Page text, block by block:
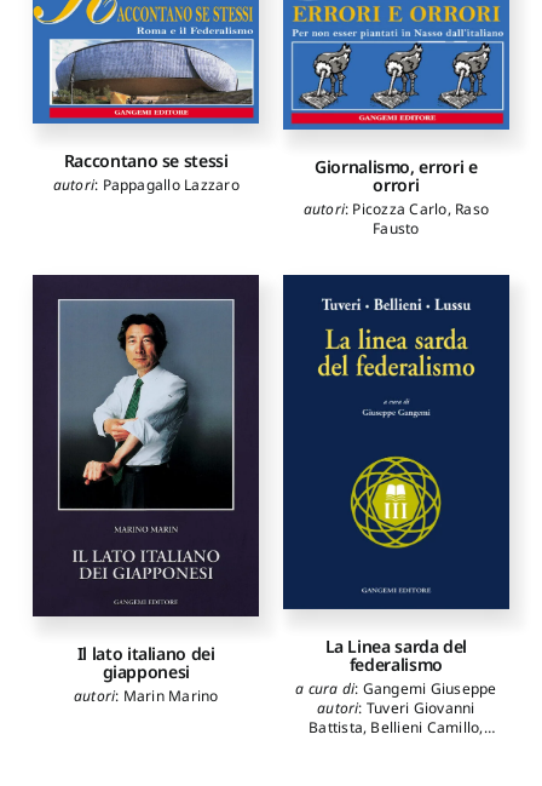
Raccontano se stessi
autori: Pappagallo Lazzaro
Giornalismo, errori e
orrori
autori: Picozza Carlo, Raso
Fausto
Il lato italiano dei
giapponesi
autori: Marin Marino
La Linea sarda del
federalismo
a cura di: Gangemi Giuseppe
autori: Tuveri Giovanni
Battista, Bellieni Camillo,